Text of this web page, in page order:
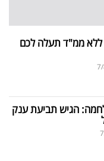
ללא ממ"ד תעלה לכם
הגיש תביעת ענק